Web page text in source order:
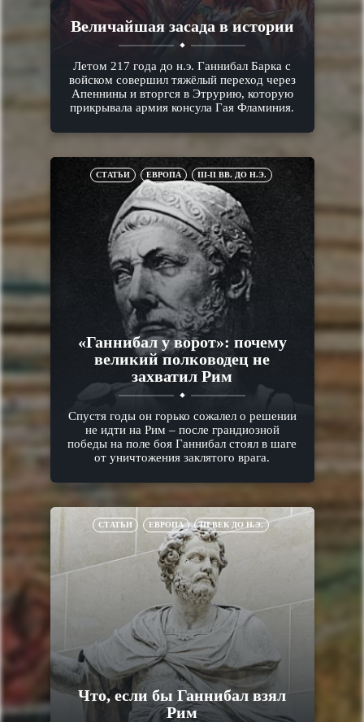
Величайшая засада в истории
Летом 217 года до н.э. Ганнибал Барка с
войском совершил тяжёлый переход через
Апеннины и вторгся в Этрурию, которую
прикрывала армия консула Гая Фламиния.
СТАТЬИ ЕВРОПА III-II ВВ. ДО Н.Э.
«Ганнибал у ворот»: почему
великий полководец не
захватил Рим
Спустя годы он горько сожалел о решении
не идти на Рим – после грандиозной
победы на поле боя Ганнибал стоял в шаге
от уничтожения заклятого врага.
СТАТЬИ ЕВРОПА III ВЕК ДО Н.Э.
Что, если бы Ганнибал взял
Рим